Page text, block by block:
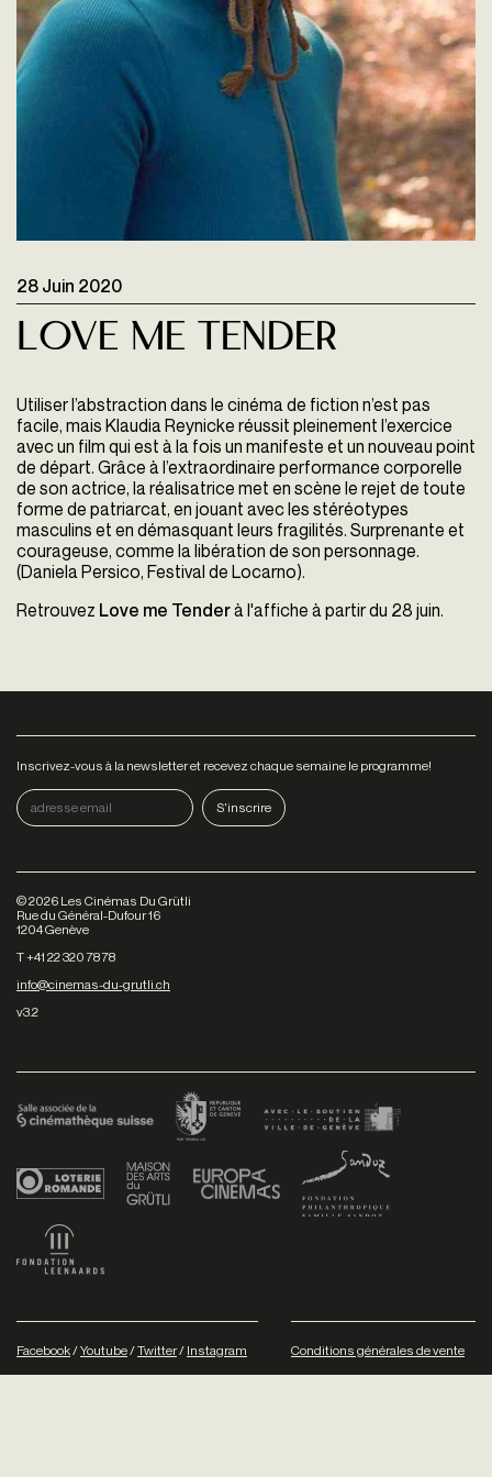
28 Juin 2020
Love me tender
Utiliser l’abstraction dans le cinéma de fiction n’est pas
facile, mais Klaudia Reynicke réussit pleinement l’exercice
avec un film qui est à la fois un manifeste et un nouveau point
de départ. Grâce à l’extraordinaire performance corporelle
de son actrice, la réalisatrice met en scène le rejet de toute
forme de patriarcat, en jouant avec les stéréotypes
masculins et en démasquant leurs fragilités. Surprenante et
courageuse, comme la libération de son personnage.
(Daniela Persico, Festival de Locarno).
Retrouvez Love me Tenderà l'affiche à partir du 28 juin.
Inscrivez-vous à la newsletter et recevez chaque semaine le programme!
©2026 Les Cinémas Du Grütli
Rue du Général-Dufour 16
1204 Genève
T +41 22 320 78 78
info@cinemas-du-grutli.ch
v3.2
Facebook/Youtube/Twitter/ Instagram Conditions générales de vente